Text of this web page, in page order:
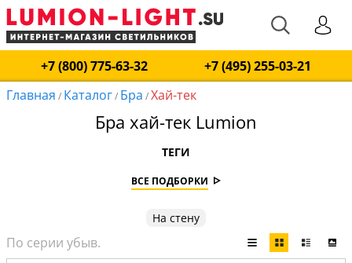
+7 (800) 775-63-32
+7 (495) 255-03-21
Главная / Каталог/ Бра /Хай-тек
Бра хай-тек Lumion
ТЕГИ
ВСЕ ПОДБОРКИ
На стену